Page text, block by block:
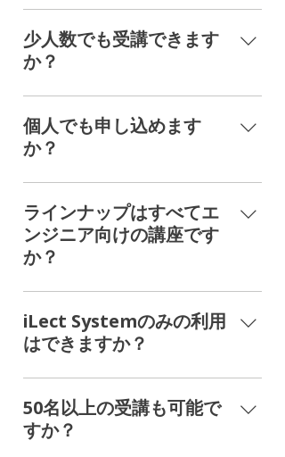
つきましても、不定期でiLect
Academyを開催しております。 詳細
につきましては、お問い合わせくだ
さい。
弊社のDL4E講座は、E資格の内容を
網羅しながらも、実践力向上にフォ
ーカスした内容となっております。
ご受講いただいた前例もございます
ので、お気軽にお問い合わせくださ
い。
少人数でも受講できます
か？
少人数での講座ご受講の場合、基本
的にiLect Academyをご案内させて
頂いておりますが、 少人数であって
イズすることは可能となっておりま
す。 貴社のご都合に合わせ、講座の
提案をさせていただきますので、是
非お問い合わせください。
個人でも申し込めます
か？
iLect Academy は個人でもお申し込
みいただけます。 お問い合わせより
ご連絡ください。
ラインナップはすべてエ
ンジニア向けの講座です
か？
ビジネスサイド向け・エンジニア向
けの各種講座を、課題解決の目的別
に取り揃えております。 特にデータ
マネジメント講座(AI4PM)はどちら
の層にもおすすめの講座です。 ま
た、近日リリース予定のノーコード
データ分析講座はビジネスサイドの
iLect Systemのみの利用
はできますか？
利用できます。別途お見積もりをさ
せて頂きますので、担当までご連絡
ください。
50名以上の受講も可能で
すか？